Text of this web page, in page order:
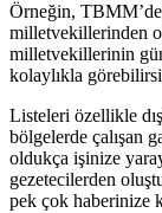
Örneğin, TBMM’de
milletvekillerinden
milletvekillerinin
kolaylıkla
Listeleri özellikle
bölgelerde çalışan
oldukça işinize
gezetecilerden
pek çok haberinize